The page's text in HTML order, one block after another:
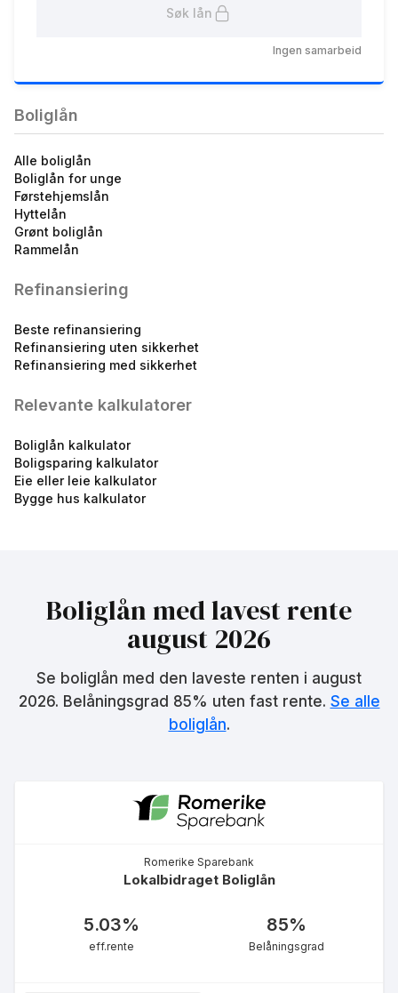
4.94%
Fastrentelån Øvrige
Fastrentelån Øvrige
kunder - 3 år
5.04%
Søk lån
Ingen samarbeid
Boliglån
Alle boliglån
Boliglån for unge
Førstehjemslån
Hyttelån
Grønt boliglån
Rammelån
Refinansiering
Beste refinansiering
Refinansiering uten sikkerhet
Refinansiering med sikkerhet
Relevante kalkulatorer
Boliglån kalkulator
Boligsparing kalkulator
Eie eller leie kalkulator
Bygge hus kalkulator
Boliglån med lavest rente
august 2026
Se boliglån med den laveste renten i august
2026. Belåningsgrad 85% uten fast rente. Se alle
boliglån.
Romerike Sparebank
Lokalbidraget Boliglån
5.03%
eff.rente
85%
Belåningsgrad